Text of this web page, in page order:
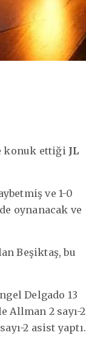
konuk ettiği JL
ve 1-0
oynanacak ve
Beşiktaş, bu
Delgado 13
Allman 2 sayı-2
2 asist yaptı.